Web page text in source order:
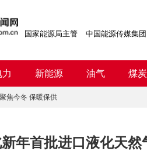
国家能源局主管 中国能源传媒集
力 新能源 油气 煤炭
聚焦今冬 保暖保供
年首批进口液化天